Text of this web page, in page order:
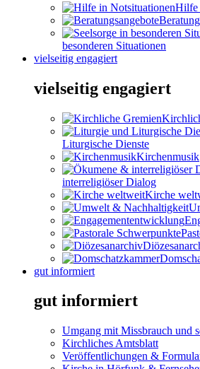
Hilfe
besonderen Situationen
vielseitig engagiert
vielseitig engagiert
Liturgische Dienste
Kirchenmusik
interreligiöser Dialog
Kirche
gut informiert
gut informiert
Umgang mit Missbrauch und
Kirchliches Amtsblatt
Veröffentlichungen &